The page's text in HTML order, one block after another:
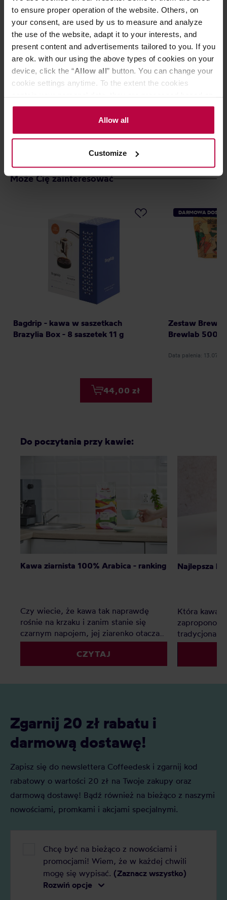
to ensure proper operation of the website. Others, on
your consent, are used by us to measure and analyze
the use of the website, adapt it to your interests, and
present content and advertisements tailored to you. If you
are ok. with our using the above types of cookies on your
device, click the “Allow all” button. You can change your
cookie settings anytime. To the extent the cookies
the controller’s (namely, ALL GOOD S.A., ul.
Mazowiecka 24I/U9, 78-100 Kołobrzeg) or third parties’
legitimate interests which are to ensure a high quality of
activities of the controller and authorized entities. More
information about cookies and the personal data
processing, including your rights, can be found in the
Allow all
Customize
z wiśnią i borówką na pierwszym planie. Najlepiej
działa jako przelew dla osób, które lubią kawy z
mocnym profilem obróbki, ale bez ciężkiego, mulącego
body. Dużo smaku. Mało nudy.
Przechowywać w suchym i chłodnym miejscu.
OCENY
Może Cię zainteresować
Bagdrip - kawa w saszetkach
Brazylia Box - 8 saszetek 11 g
44,00 zł
DARMOWA
Zestaw
Brewlab 500g
Data palenia:
Do poczytania przy kawie:
Kawa ziarnista 100% Arabica - ranking
Czy wiecie, że kawa tak naprawdę
rośnie na krzaku i zanim stanie się
czarnym napojem, jej ziarenko otacza
słodki owoc? Istnieją tylko dwa gatunki
kawy: Arabika i Robusta
CZYTAJ
Najlepsza
Która kawa
Zgarnij 20 zł rabatu i
darmową dostawę!
Zapisz się do newslettera Coffeedesk i zgarnij kod
rabatowy o wartości 20 zł na Twoje zakupy oraz
darmową dostawę! Bądź również na bieżąco z naszymi
nowościami, promkami i akcjami specjalnymi.
Chcę być na bieżąco z nowościami i
promocjami! Wiem, że w każdej chwili
mogę się wypisać. (Zaznacz wszystko)
Rozwiń opcje